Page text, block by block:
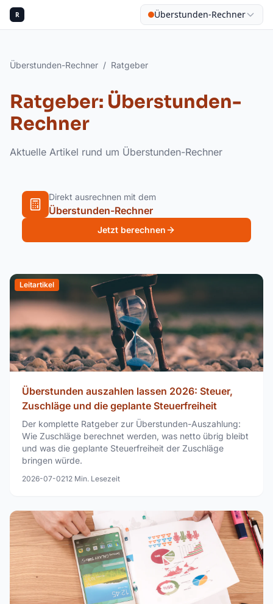
R Überstunden-Rechner
Überstunden-Rechner / Ratgeber
Ratgeber: Überstunden-
Rechner
Aktuelle Artikel rund um Überstunden-Rechner
Direkt ausrechnen mit dem
Überstunden-Rechner
Jetzt berechnen
Leitartikel
Überstunden auszahlen lassen 2026: Steuer,
Zuschläge und die geplante Steuerfreiheit
Der komplette Ratgeber zur Überstunden-Auszahlung:
Wie Zuschläge berechnet werden, was netto übrig bleibt
und was die geplante Steuerfreiheit der Zuschläge
bringen würde.
2026-07-0212 Min. Lesezeit